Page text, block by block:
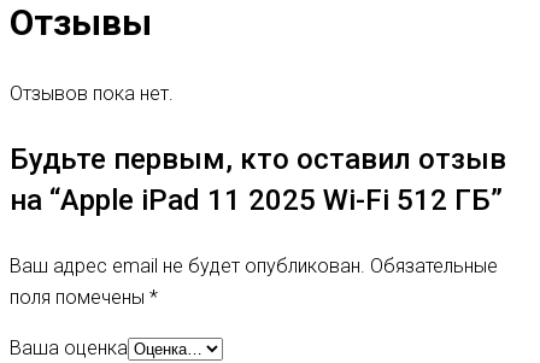
Отзывы
Отзывов пока нет.
Будьте первым, кто оставил отзыв
на “Apple iPad 11 2025 Wi-Fi 512 ГБ”
Ваш адрес email не будет опубликован. Обязательные
поля помечены *
Ваша оценка